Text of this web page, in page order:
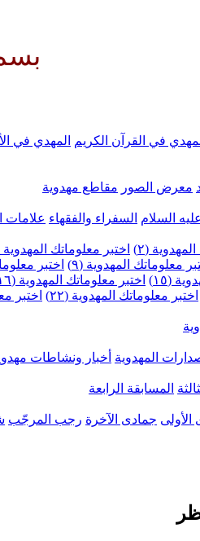
بسم الله
في القرآن الكريم المهدي في
معرض الصور مقاطع مهدوية
السلام السفراء والفقهاء علامات
(٢) اختبر معلوماتك المهدوية
معلوماتك المهدوية (٩) اختبر
(١٥) اختبر معلوماتك المهدوية (١٦)
اختبر معلوماتك المهدوية (٢٢) اختبر
المهدوية أخبار ونشاطات
المسابقة الرابعة
الأولى جمادى الآخرة رجب المرجّب